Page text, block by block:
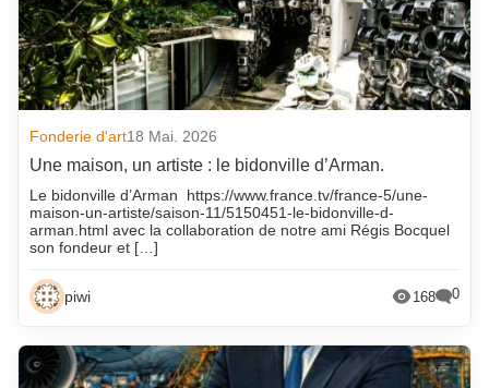
Fonderie d'art18 Mai. 2026
Une maison, un artiste : le bidonville d’Arman.
Le bidonville d’Arman https://www.france.tv/france-5/une-
maison-un-artiste/saison-11/5150451-le-bidonville-d-
arman.html avec la collaboration de notre ami Régis Bocquel
son fondeur et […]
piwi 168 0